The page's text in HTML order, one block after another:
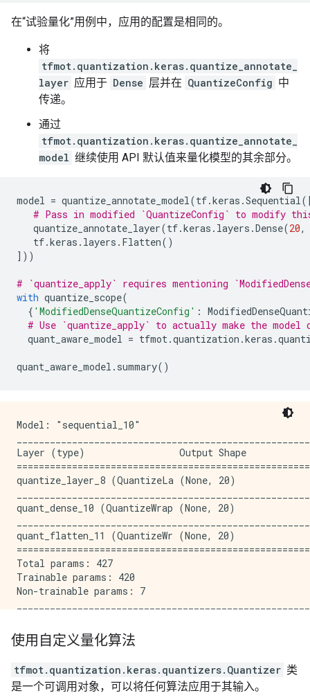
在“试验量化”用例中，应用的配置是相同的。
将
tfmot.quantization.keras.quantize_annotate_
layer 应用于 Dense 层并在 QuantizeConfig 中
传递。
通过
tfmot.quantization.keras.quantize_annotate_
model 继续使用 API ​​默认值来量化模型的其余部分。
model = quantize_annotate_model(tf.keras .Sequential
# Pass in modified `QuantizeConfig` to modify
quantize_annotate_layer(tf.keras . layers .Dense(20,
tf.keras . layers . Flatten()
]))
# `quantize_apply` requires mentioning
with quantize_scope(
{ 'ModifiedDenseQuantizeConfig' :
# Use `quantize_apply` to actually make the model
quant_aware_model = tfmot.quantization .keras .
quant_aware_model . summary()
Model: "sequential_10"
Layer (type)                 Output Shape
quantize_layer_8 (QuantizeLa (None, 20)
quant_dense_10 (QuantizeWrap (None, 20)
quant_flatten_11 (QuantizeWr (None, 20)
Total params: 427
Trainable params: 420
Non-trainable params: 7
使用自定义量化算法
tfmot.quantization.keras.quantizers.Quantizer 类
是一个可调用对象，可以将任何算法应用于其输入。